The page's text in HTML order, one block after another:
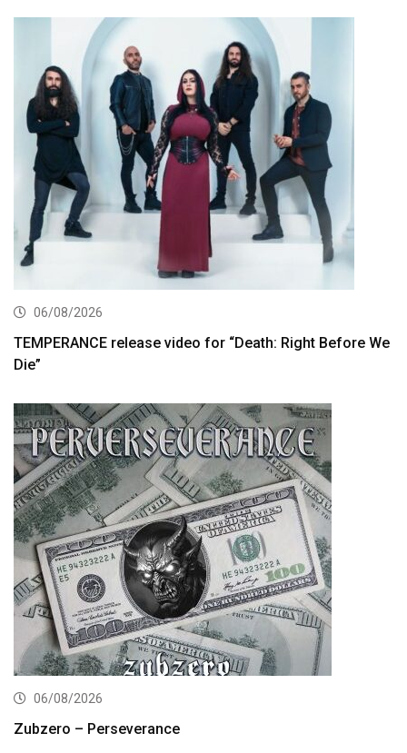
06/08/2026
TEMPERANCE release video for “Death: Right Before We
Die”
06/08/2026
Zubzero – Perseverance